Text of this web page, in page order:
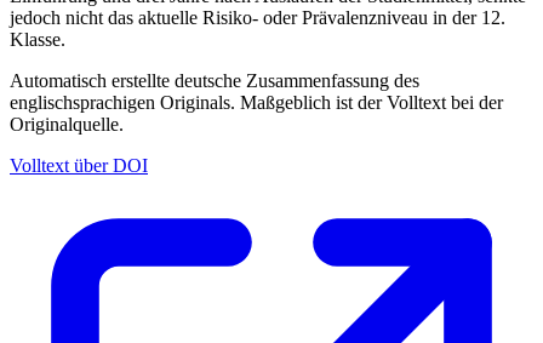
jedoch nicht das aktuelle Risiko- oder Prävalenzniveau in der 12.
Klasse.
Automatisch erstellte deutsche Zusammenfassung des
englischsprachigen Originals. Maßgeblich ist der Volltext bei der
Originalquelle.
Volltext über DOI